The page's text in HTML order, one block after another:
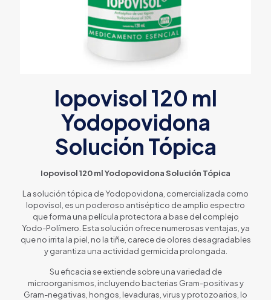
Iopovisol 120 ml
Yodopovidona
Solución Tópica
Iopovisol 120 ml Yodopovidona Solución Tópica
La solución tópica de Yodopovidona, comercializada como
Iopovisol, es un poderoso antiséptico de amplio espectro
que forma una película protectora a base del complejo
Yodo-Polímero. Esta solución ofrece numerosas ventajas, ya
que no irrita la piel, no la tiñe, carece de olores desagradables
y garantiza una actividad germicida prolongada.
Su eficacia se extiende sobre una variedad de
microorganismos, incluyendo bacterias Gram-positivas y
Gram-negativas, hongos, levaduras, virus y protozoarios, lo